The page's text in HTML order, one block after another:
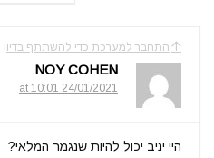
התחבר למערכת כדי להשתתף בדיון
NOY COHEN
24/01/2021 at 10:01
היי יניב יכול להיות שנגמר המלאי?